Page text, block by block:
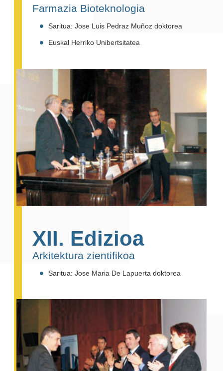
Farmazia Bioteknologia
Saritua: Jose Luis Pedraz Muñoz doktorea
Euskal Herriko Unibertsitatea
XII. Edizioa
Arkitektura zientifikoa
Saritua: Jose Maria De Lapuerta doktorea